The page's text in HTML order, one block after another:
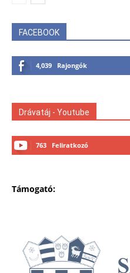
FACEBOOK
4,039 Rajongók
Drávatáj - Youtube
763 Feliratkozó
Támogató: